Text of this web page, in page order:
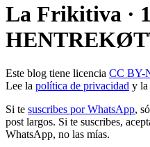
La Frikitiva ·
Este blog tiene licencia CC BY-
Lee la política de privacidad y la
Si te suscribes por WhatsApp,
post largos. Si te suscribes,
WhatsApp, no las mías.